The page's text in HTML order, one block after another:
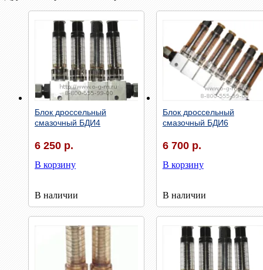
Быстрый просмотр
Блок дроссельный
смазочный БДИ4
6 250 р.
В корзину
В наличии
Быстрый просмотр
Блок дроссельный
смазочный БДИ6
6 700 р.
В корзину
В наличии